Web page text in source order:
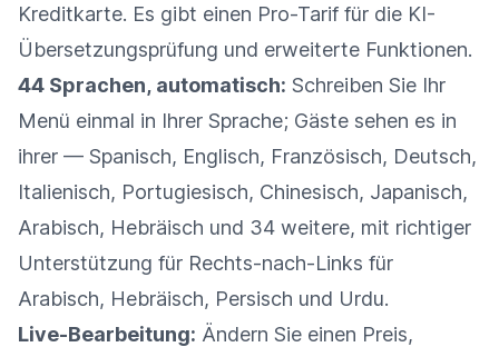
Kreditkarte. Es gibt einen Pro-Tarif für die KI-
Übersetzungsprüfung und erweiterte Funktionen.
44 Sprachen, automatisch: Schreiben Sie Ihr
Menü einmal in Ihrer Sprache; Gäste sehen es in
ihrer — Spanisch, Englisch, Französisch, Deutsch,
Italienisch, Portugiesisch, Chinesisch, Japanisch,
Arabisch, Hebräisch und 34 weitere, mit richtiger
Unterstützung für Rechts-nach-Links für
Arabisch, Hebräisch, Persisch und Urdu.
Live-Bearbeitung: Ändern Sie einen Preis,